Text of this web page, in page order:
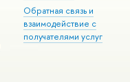
Обратная связь и
взаимодействие с
получателями услуг